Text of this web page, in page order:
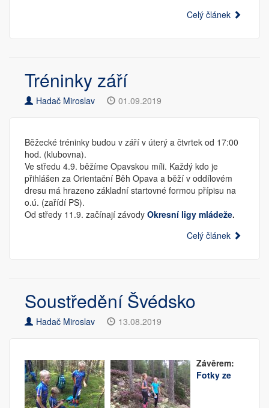
Celý článek
Tréninky září
Hadač Miroslav 01.09.2019
Běžecké tréninky budou v září v úterý a čtvrtek od 17:00
hod. (klubovna).
Ve středu 4.9. běžíme Opavskou míli. Každý kdo je
přihlášen za Orientační Běh Opava a běží v oddílovém
dresu má hrazeno základní startovné formou přípisu na
o.ú. (zařídí PS).
Od středy 11.9. začínají závody Okresní ligy mládeže.
Celý článek
Soustředění Švédsko
Hadač Miroslav 13.08.2019
Závěrem:
Fotky ze